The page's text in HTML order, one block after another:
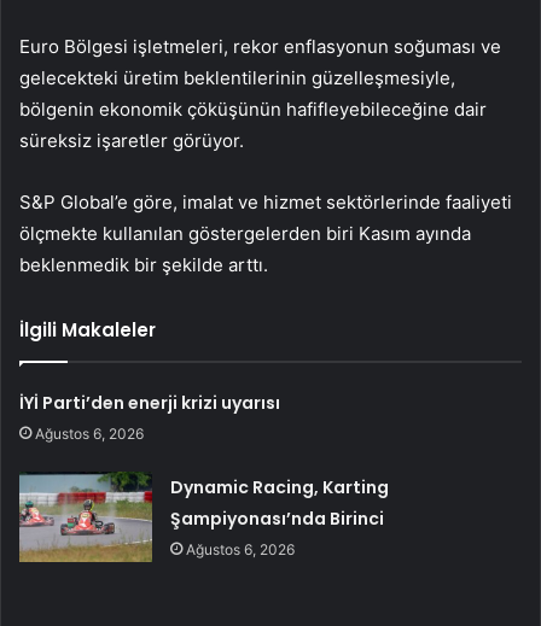
Euro Bölgesi işletmeleri, rekor enflasyonun soğuması ve
gelecekteki üretim beklentilerinin güzelleşmesiyle,
bölgenin ekonomik çöküşünün hafifleyebileceğine dair
süreksiz işaretler görüyor.
S&P Global’e göre, imalat ve hizmet sektörlerinde faaliyeti
ölçmekte kullanılan göstergelerden biri Kasım ayında
beklenmedik bir şekilde arttı.
İlgili Makaleler
İYİ Parti’den enerji krizi uyarısı
Ağustos 6, 2026
Dynamic Racing, Karting
Şampiyonası’nda Birinci
Ağustos 6, 2026